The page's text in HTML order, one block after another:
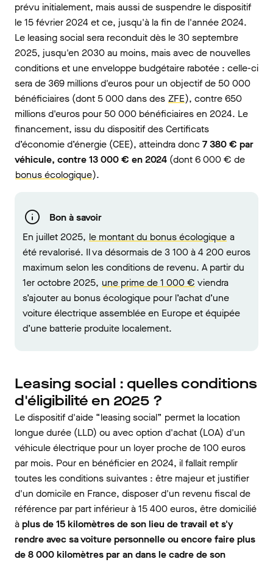
prévu initialement, mais aussi de suspendre le dispositif
le 15 février 2024 et ce, jusqu'à la fin de l'année 2024.
Le leasing social sera reconduit dès le 30 septembre
2025, jusqu'en 2030 au moins, mais avec de nouvelles
conditions et une enveloppe budgétaire rabotée : celle-ci
sera de 369 millions d'euros pour un objectif de 50 000
bénéficiaires (dont 5 000 dans des ZFE), contre 650
millions d'euros pour 50 000 bénéficiaires en 2024. Le
financement, issu du dispositif des Certificats
d’économie d’énergie (CEE), atteindra donc7 380 € par
véhicule, contre 13 000 € en 2024 (dont 6 000 € de
bonus écologique).
Bon à savoir
En juillet 2025, le montant du bonus écologique a
été revalorisé. Il va désormais de 3 100 à 4 200 euros
maximum selon les conditions de revenu. A partir du
1er octobre 2025, une prime de 1 000 € viendra
s’ajouter au bonus écologique pour l’achat d’une
voiture électrique assemblée en Europe et équipée
d’une batterie produite localement.
Leasing social : quelles conditions
d'éligibilité en 2025 ?
Le dispositif d'aide “leasing social” permet la location
longue durée (LLD) ou avec option d'achat (LOA) d'un
véhicule électrique pour un loyer proche de 100 euros
par mois. Pour en bénéficier en 2024, il fallait remplir
toutes les conditions suivantes : être majeur et justifier
d'un domicile en France, disposer d'un revenu fiscal de
référence par part inférieur à 15 400 euros, être domicilié
àplus de 15 kilomètres de son lieu de travail et s'y
rendre avec sa voiture personnelle ou encore faire plus
de 8 000 kilomètres par an dans le cadre de son